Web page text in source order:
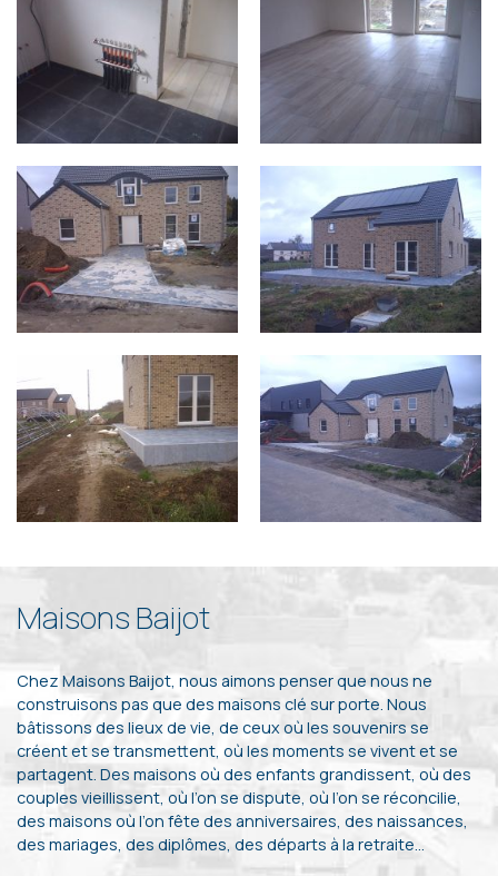
Maisons Baijot
Chez Maisons Baijot, nous aimons penser que nous ne
construisons pas que des maisons clé sur porte. Nous
bâtissons des lieux de vie, de ceux où les souvenirs se
créent et se transmettent, où les moments se vivent et se
partagent. Des maisons où des enfants grandissent, où des
couples vieillissent, où l’on se dispute, où l’on se réconcilie,
des maisons où l’on fête des anniversaires, des naissances,
des mariages, des diplômes, des départs à la retraite…